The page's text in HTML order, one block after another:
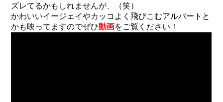
ズレてるかもしれませんが、（笑）
かわいいイージェイやカッコよく飛びこむアルバートと
かも映ってますのでぜひ動画をご覧ください！